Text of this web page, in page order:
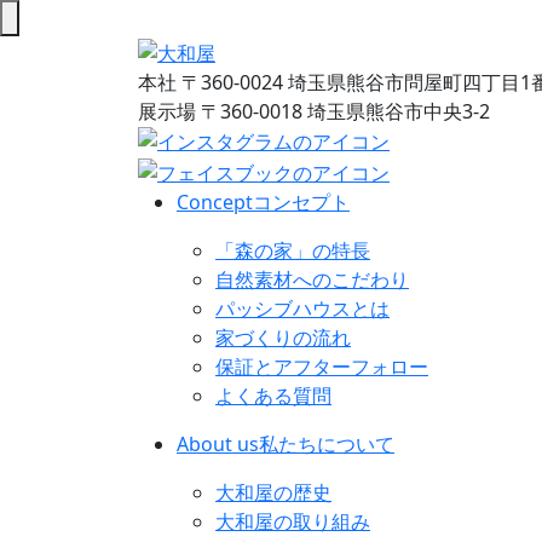
本社 〒360-0024 埼玉県熊谷市問屋町四丁目1
展示場 〒360-0018 埼玉県熊谷市中央3-2
Conceptコンセプト
「森の家」の特長
自然素材へのこだわり
パッシブハウスとは
家づくりの流れ
保証とアフターフォロー
よくある質問
About us私たちについて
大和屋の歴史
大和屋の取り組み